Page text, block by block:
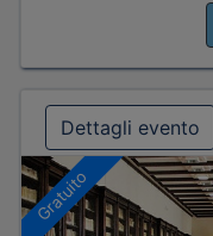
Dettagli evento
Gratuito